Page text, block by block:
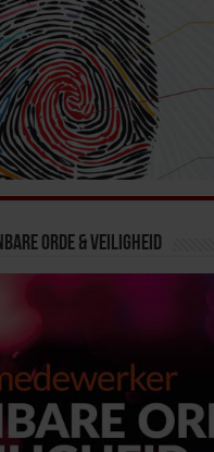
Orde & Veiligheid